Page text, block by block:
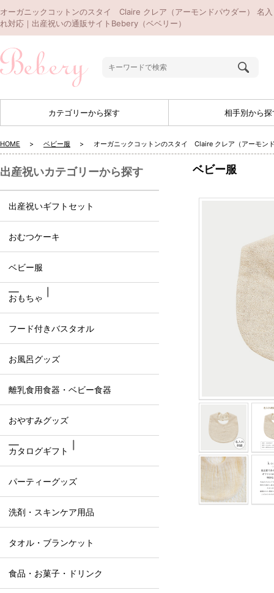
オーガニックコットンのスタイ Claire クレア（アーモンドパウダー） 名入
れ対応｜出産祝いの通販サイトBebery（ベベリー）
カテゴリーから探す 相手別から探
HOME ベビー服 オーガニックコットンのスタイ Claire クレア（アーモン
ベビー服
出産祝いカテゴリーから探す
出産祝いギフトセット
おむつケーキ
ベビー服
おもちゃ
フード付きバスタオル
お風呂グッズ
離乳食用食器・ベビー食器
おやすみグッズ
カタログギフト
パーティーグッズ
洗剤・スキンケア用品
タオル・ブランケット
食品・お菓子・ドリンク